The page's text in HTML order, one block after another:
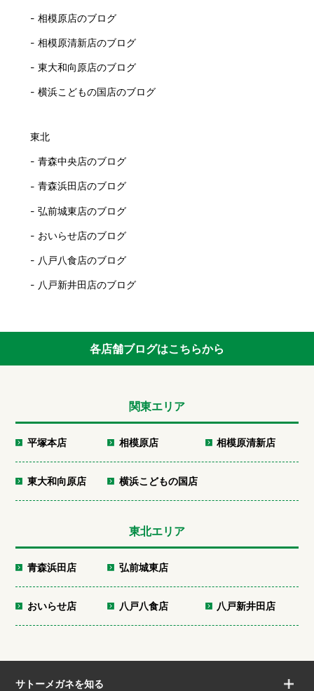
相模原店のブログ
相模原清新店のブログ
東大和向原店のブログ
横浜こどもの国店のブログ
東北
青森中央店のブログ
青森浜田店のブログ
弘前城東店のブログ
おいらせ店のブログ
八戸八食店のブログ
八戸新井田店のブログ
各店舗ブログはこちらから
関東エリア
平塚本店 相模原店 相模原清新店
東大和向原店 横浜こどもの国店
東北エリア
青森浜田店 弘前城東店
おいらせ店 八戸八食店 八戸新井田店
サトーメガネを知る